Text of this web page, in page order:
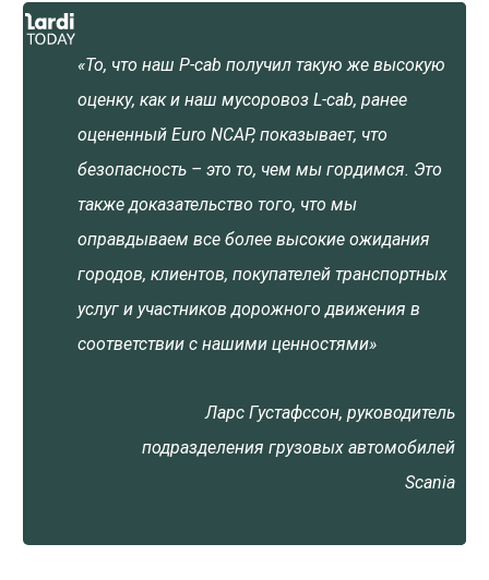
«То, что наш P-cab получил такую же высокую
оценку, как и наш мусоровоз L-cab, ранее
оцененный Euro NCAP, показывает, что
безопасность – это то, чем мы гордимся. Это
также доказательство того, что мы
оправдываем все более высокие ожидания
городов, клиентов, покупателей транспортных
услуг и участников дорожного движения в
соответствии с нашими ценностями»
Ларс Густафссон, руководитель
подразделения грузовых автомобилей
Scania